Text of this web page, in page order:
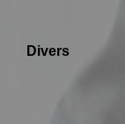
Divers